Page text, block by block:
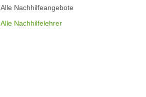
Alle Nachhilfeangebote
Alle Nachhilfelehrer